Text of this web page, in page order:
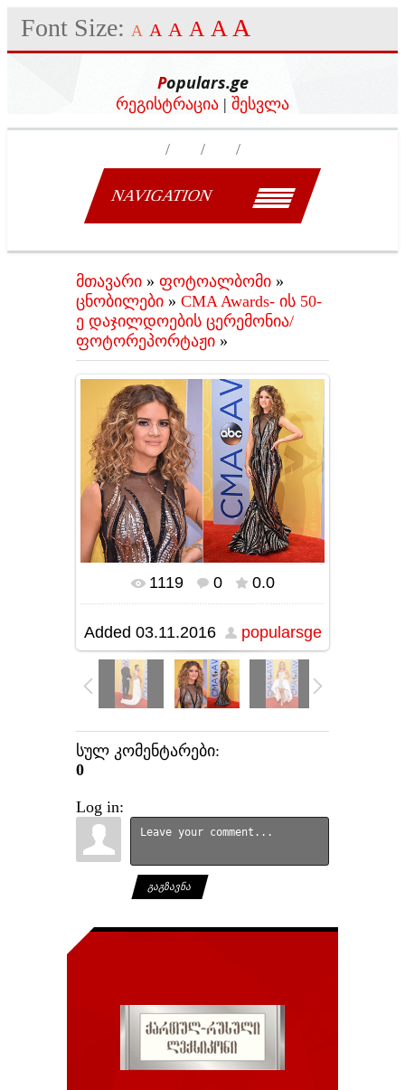
Font Size: A A A A A A
Populars.ge
რეგისტრაცია | შესვლა
NAVIGATION
მთავარი » ფოტოალბომი »
ცნობილები » CMA Awards- ის 50-
ე დაჯილდოების ცერემონია/
ფოტორეპორტაჟი »
In real size 640x480/ 295.2Kb
1119 0 0.0
Added 03.11.2016 popularsge
სულ კომენტარები:
0
Log in:
ᲒᲐᲒᲖᲐᲕᲜᲐ